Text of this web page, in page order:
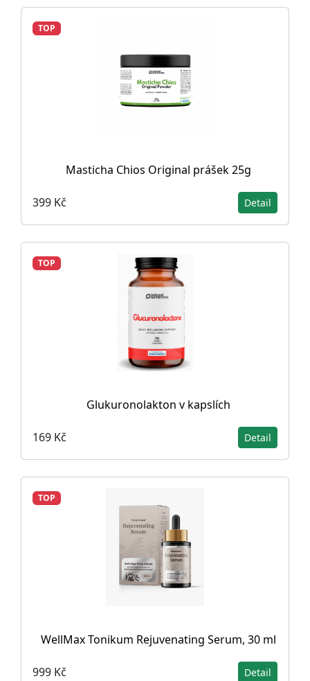
TOP
Masticha Chios Original prášek 25g
399 Kč Detail
TOP
Glukuronolakton v kapslích
169 Kč Detail
TOP
WellMax Tonikum Rejuvenating Serum, 30 ml
999 Kč Detail